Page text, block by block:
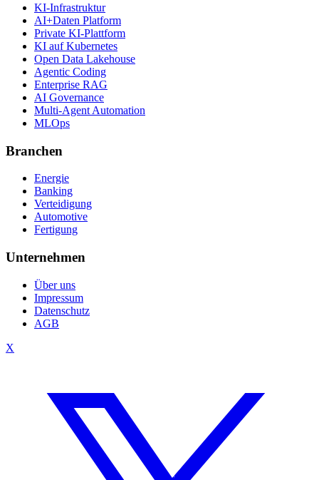
KI-Infrastruktur
AI+Daten Platform
Private KI-Plattform
KI auf Kubernetes
Open Data Lakehouse
Agentic Coding
Enterprise RAG
AI Governance
Multi-Agent Automation
MLOps
Branchen
Energie
Banking
Verteidigung
Automotive
Fertigung
Unternehmen
Über uns
Impressum
Datenschutz
AGB
X